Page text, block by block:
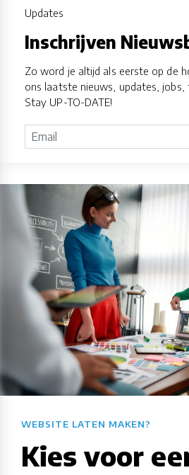
Updates
Inschrijven
Zo word je altijd als eerste op de
ons laatste nieuws, updates, jobs,
Stay UP-TO-DATE!
WEBSITE LATEN MAKEN?​​​​​​​​​​​​​​
Kies voor